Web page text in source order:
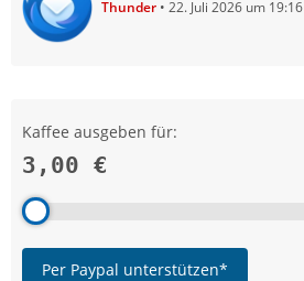
Thunder 22. Juli 2026 um 19:16
Kaffee ausgeben für:
3,00 €
Per Paypal unterstützen*